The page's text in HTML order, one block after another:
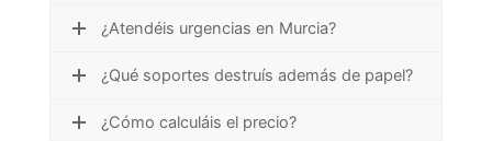
¿Atendéis urgencias en Murcia?
¿Qué soportes destruís además de papel?
¿Cómo calculáis el precio?